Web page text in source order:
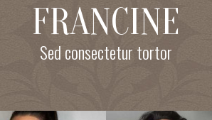
FRANCINE
Sed consectetur tortor